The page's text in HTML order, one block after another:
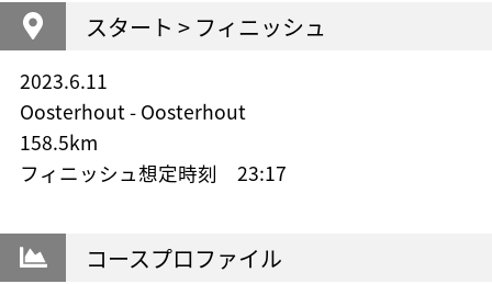
スタート > フィニッシュ
2023.6.11
Oosterhout - Oosterhout
158.5km
フィニッシュ想定時刻 23:17
コースプロファイル